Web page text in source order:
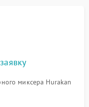
миксера Hurakan